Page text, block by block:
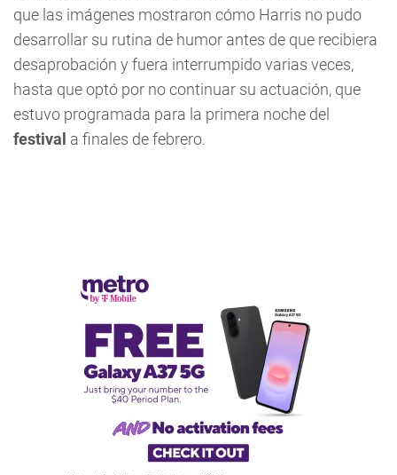
que las imágenes mostraron cómo Harris no pudo
desarrollar su rutina de humor antes de que recibiera
desaprobación y fuera interrumpido varias veces,
hasta que optó por no continuar su actuación, que
estuvo programada para la primera noche del
festival a finales de febrero.